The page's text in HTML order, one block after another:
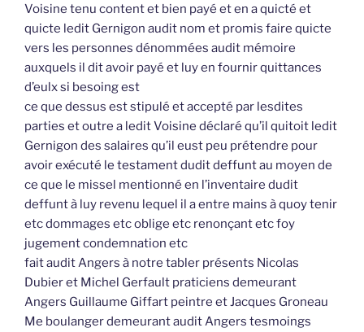
Voisine tenu content et bien payé et en a quicté et
quicte ledit Gernigon audit nom et promis faire quicte
vers les personnes dénommées audit mémoire
auxquels il dit avoir payé et luy en fournir quittances
d’eulx si besoing est
ce que dessus est stipulé et accepté par lesdites
parties et outre a ledit Voisine déclaré qu’il quitoit ledit
Gernigon des salaires qu’il eust peu prétendre pour
avoir exécuté le testament dudit deffunt au moyen de
ce que le missel mentionné en l’inventaire dudit
deffunt à luy revenu lequel il a entre mains à quoy tenir
etc dommages etc oblige etc renonçant etc foy
jugement condemnation etc
fait audit Angers à notre tabler présents Nicolas
Dubier et Michel Gerfault praticiens demeurant
Angers Guillaume Giffart peintre et Jacques Groneau
Me boulanger demeurant audit Angers tesmoings